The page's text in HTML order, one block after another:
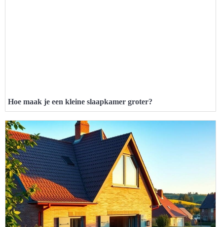
Hoe maak je een kleine slaapkamer groter?